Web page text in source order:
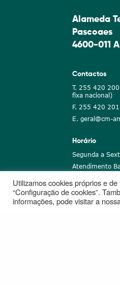
Alameda
Pascoaes
4600-011
Contactos
T. 255 420
fixa nacional)
F. 255 420 201
E. geral@cm-
Horário
Segunda a
Atendimento
Utilizamos cookies próprios e
“Configuração de cookies”.
informações, pode visitar a